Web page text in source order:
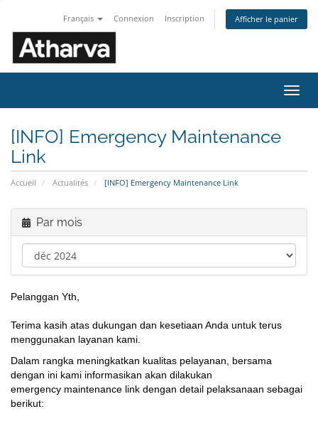
Français Connexion Inscription Afficher le panier
la
[INFO] Emergency Maintenance
Link
Accueil Actualités [INFO] Emergency Maintenance Link
Par mois
Pelanggan Yth,
Terima kasih atas dukungan dan kesetiaan Anda untuk terus
menggunakan layanan kami.
Dalam rangka meningkatkan kualitas pelayanan, bersama
dengan ini kami informasikan akan dilakukan
emergency maintenance link dengan detail pelaksanaan sebagai
berikut: